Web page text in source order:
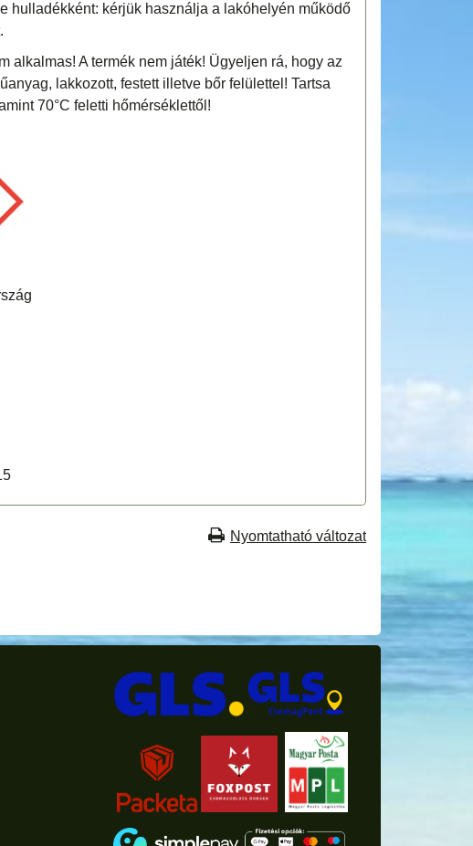
hulladékként: kérjük használja a lakóhelyén működő
alkalmas! A termék nem játék! Ügyeljen rá, hogy az
lakkozott, festett illetve bőr felülettel! Tartsa
70°C feletti hőmérséklettől!
Nyomtatható változat